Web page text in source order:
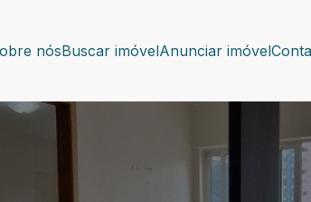
nósBuscar imóvelAnunciar imóvel